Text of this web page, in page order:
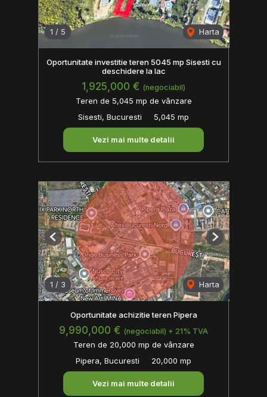
1 / 5 Harta
Oportunitate investitie teren 5045 mp Sisesti cu
deschidere la lac
1,925,000 € (negociabil)
Teren de 5,045 mp de vânzare
Sisesti, Bucuresti
5,045 mp
Vezi mai multe detalii
1 / 3 Harta
Previous Next
Oportunitate achizitie teren Pipera
9,990,000 € (negociabil) + 21% TVA
Teren de 20,000 mp de vânzare
Pipera, Bucuresti
20,000 mp
Vezi mai multe detalii